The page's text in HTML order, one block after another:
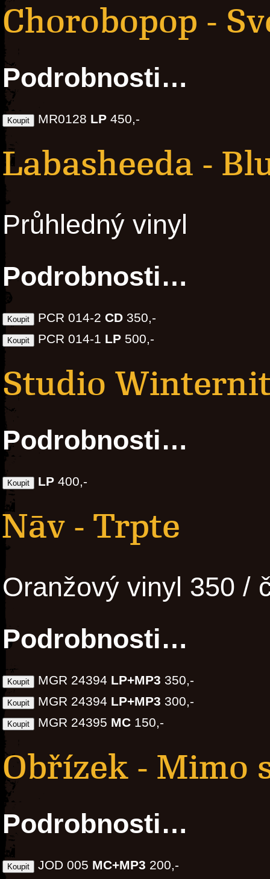
Chorobopop -
Podrobnosti…
MR0128 LP 450,-
Labasheeda -
Průhledný vinyl
Podrobnosti…
PCR 014-2 CD 350,-
PCR 014-1 LP 500,-
Studio
Podrobnosti…
LP 400,-
Nāv - Trpte
Oranžový vinyl 350 /
Podrobnosti…
MGR 24394 LP+MP3 350,-
MGR 24394 LP+MP3 300,-
MGR 24395 MC 150,-
Obřízek - Mimo
Podrobnosti…
JOD 005 MC+MP3 200,-